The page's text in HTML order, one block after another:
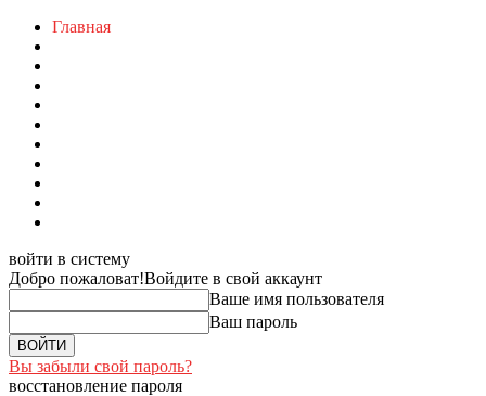
Главная
войти в систему
Добро пожаловат!Войдите в свой аккаунт
Ваше имя пользователя
Ваш пароль
Вы забыли свой пароль?
восстановление пароля